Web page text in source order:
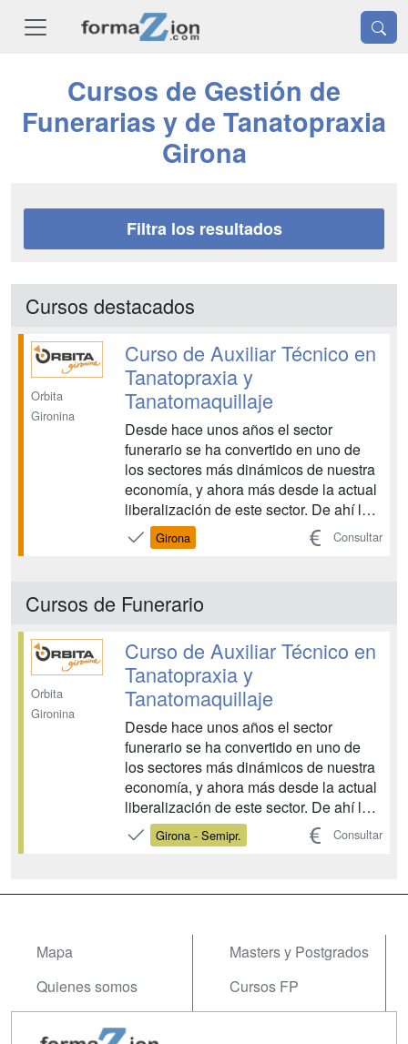
Cursos de Gestión de
Funerarias y de Tanatopraxia
Girona
Filtra los resultados
Cursos destacados
Orbita
Gironina
Curso de Auxiliar Técnico en
Tanatopraxia y
Tanatomaquillaje
Desde hace unos años el sector
funerario se ha convertido en uno de
los sectores más dinámicos de nuestra
economía, y ahora más desde la actual
liberalización de este sector. De ahí la
importancia que estas empresas se
adapten a las nuevas tendencias y se
especializados. ...
Girona Consultar
Cursos de Funerario
Orbita
Gironina
Curso de Auxiliar Técnico en
Tanatopraxia y
Tanatomaquillaje
Desde hace unos años el sector
funerario se ha convertido en uno de
los sectores más dinámicos de nuestra
economía, y ahora más desde la actual
liberalización de este sector. De ahí la
importancia que estas empresas se
adapten a las nuevas tendencias y se
Girona - Semipr. Consultar
Mapa
Quienes somos
Masters y Postgrados
Cursos FP